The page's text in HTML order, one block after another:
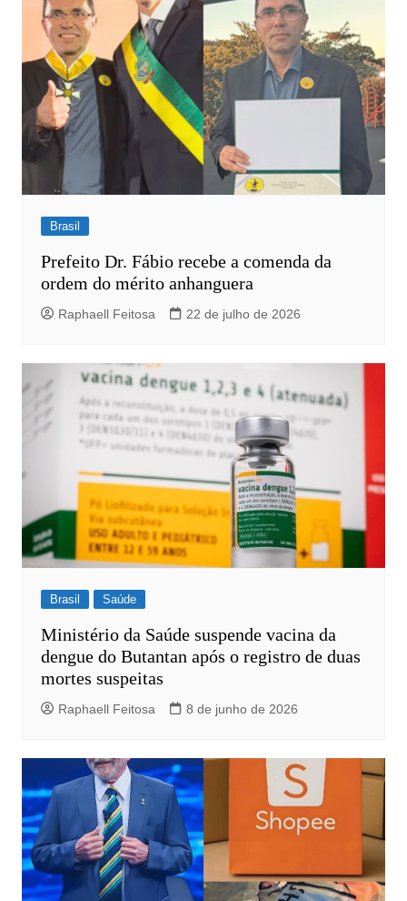
Brasil
Prefeito Dr. Fábio recebe a comenda da
ordem do mérito anhanguera
Raphaell Feitosa 22 de julho de 2026
Brasil Saúde
Ministério da Saúde suspende vacina da
dengue do Butantan após o registro de duas
mortes suspeitas
Raphaell Feitosa 8 de junho de 2026